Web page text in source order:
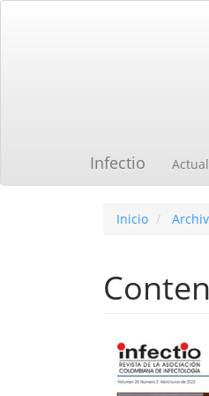
Infectio Actual
Inicio
Barra
lateral